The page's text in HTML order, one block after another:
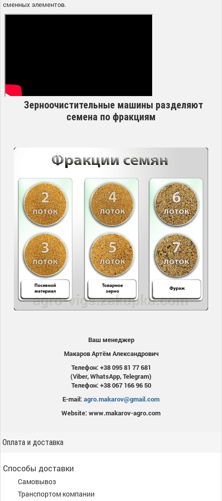
сменных элементов.
Зерноочистительные машины разделяют
семена по фракциям
Ваш менеджер
Макаров Артём Александрович
Телефон: +38 095 81 77 681
(Viber, WhatsApp, Telegram)
Телефон: +38 067 166 96 50
E-mail: agro.makarov@gmail.com
Website: www.makarov-agro.com
Оплата и доставка
Способы доставки
Самовывоз
Транспортом компании